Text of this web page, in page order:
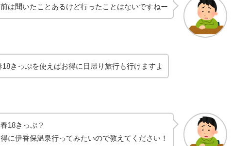
は聞いたことあるけど行ったことはないですねー
きっぷを使えばお得に日帰り旅行も行けますよ
18きっぷ？
に伊香保温泉行ってみたいので教えてください！